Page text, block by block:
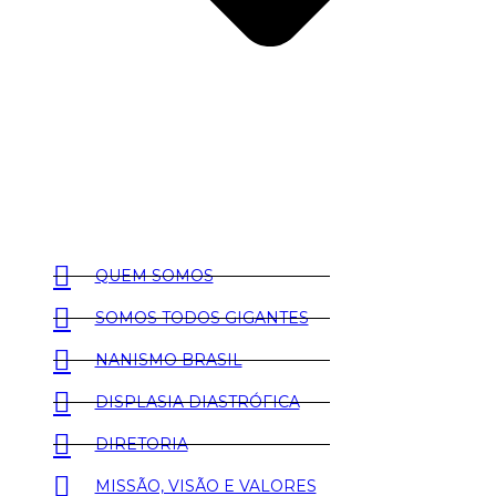
QUEM SOMOS
SOMOS TODOS GIGANTES
NANISMO BRASIL
DISPLASIA DIASTRÓFICA
DIRETORIA
MISSÃO, VISÃO E VALORES